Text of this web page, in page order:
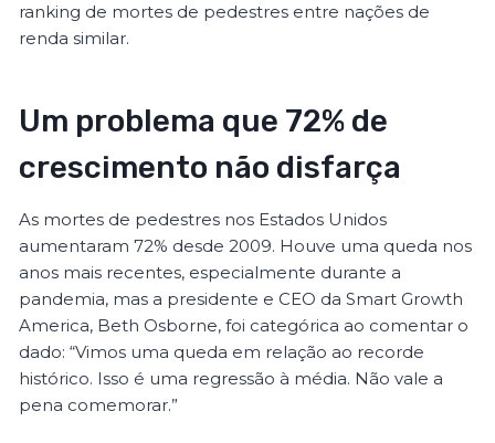
ranking de mortes de pedestres entre nações de
renda similar.
Um problema que 72% de
crescimento não disfarça
As mortes de pedestres nos Estados Unidos
aumentaram 72% desde 2009. Houve uma queda nos
anos mais recentes, especialmente durante a
pandemia, mas a presidente e CEO da Smart Growth
America, Beth Osborne, foi categórica ao comentar o
dado: “Vimos uma queda em relação ao recorde
histórico. Isso é uma regressão à média. Não vale a
pena comemorar.”